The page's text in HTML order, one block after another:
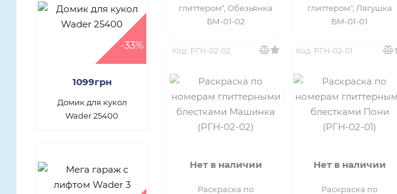
-33%
1099грн
Домик для кукол
Wader 25400
глиттером", Обезьянка
БМ-01-02
глиттером", Лягушка
БМ-01-01
Код: РГН-02-02
Нет в наличии
Раскраска по
Код: РГН-02-01
Нет в наличии
Раскраска по